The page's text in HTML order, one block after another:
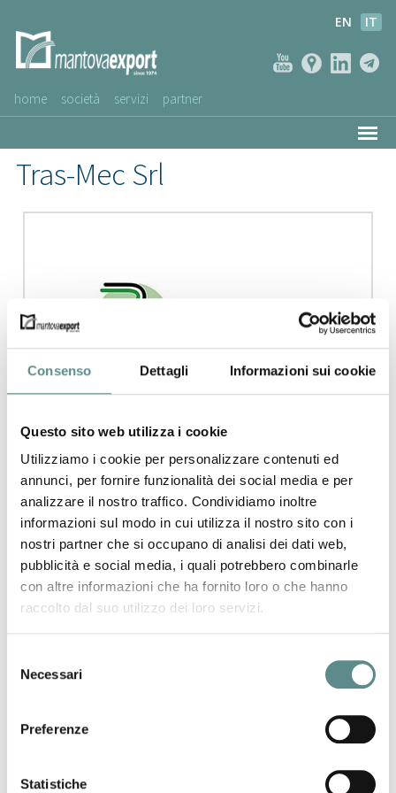
Consenso Dettagli Informazioni sui cookie
Questo sito web utilizza i cookie
Utilizziamo i cookie per personalizzare contenuti ed
annunci, per fornire funzionalità dei social media e per
analizzare il nostro traffico. Condividiamo inoltre
informazioni sul modo in cui utilizza il nostro sito con i
nostri partner che si occupano di analisi dei dati web,
pubblicità e social media, i quali potrebbero combinarle
con altre informazioni che ha fornito loro o che hanno
raccolto dal suo utilizzo dei loro servizi.
delNecessari
Preferenze
Statistiche
EN IT
home società servizi partner
AZIENDE CLIENTI
Tras-Mec Srl
TRAS-MEC Srl
46040 CASALROMANO (MN)
Telefono +39 0376 729410
Fax +39 0376 729420
Internet
www.tras-mec.it
sistemi di movimentazione interna monorotaia e birotaia ad
personalizzate, mettendo a disposizione del cliente la
Le linee di trasporto mono e birotaia sono il supporto ideale
per gli mpianti di innumerevoli settori industriali. La modularità